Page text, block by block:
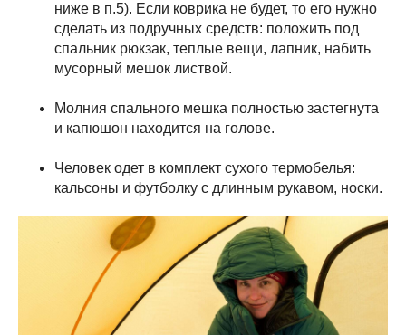
ниже в п.5). Если коврика не будет, то его нужно
сделать из подручных средств: положить под
спальник рюкзак, теплые вещи, лапник, набить
мусорный мешок листвой.
Молния спального мешка полностью застегнута
и капюшон находится на голове.
Человек одет в комплект сухого термобелья:
кальсоны и футболку с длинным рукавом, носки.